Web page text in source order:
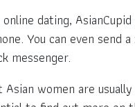
dating,
You can even send
messenger.
women are